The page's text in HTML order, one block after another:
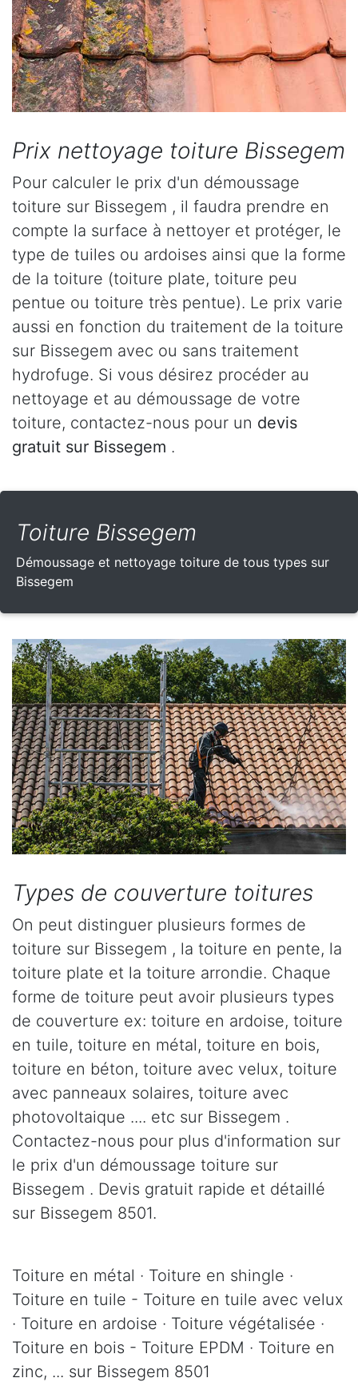
Prix nettoyage toiture Bissegem
Pour calculer le prix d'un démoussage
toiture sur Bissegem , il faudra prendre en
compte la surface à nettoyer et protéger, le
type de tuiles ou ardoises ainsi que la forme
de la toiture (toiture plate, toiture peu
pentue ou toiture très pentue). Le prix varie
aussi en fonction du traitement de la toiture
sur Bissegem avec ou sans traitement
hydrofuge. Si vous désirez procéder au
nettoyage et au démoussage de votre
toiture, contactez-nous pour un devis
gratuit sur Bissegem .
Toiture Bissegem
Démoussage et nettoyage toiture de tous types sur
Bissegem
Types de couverture toitures
On peut distinguer plusieurs formes de
toiture sur Bissegem , la toiture en pente, la
toiture plate et la toiture arrondie. Chaque
forme de toiture peut avoir plusieurs types
de couverture ex: toiture en ardoise, toiture
en tuile, toiture en métal, toiture en bois,
toiture en béton, toiture avec velux, toiture
avec panneaux solaires, toiture avec
photovoltaique .... etc sur Bissegem .
Contactez-nous pour plus d'information sur
le prix d'un démoussage toiture sur
Bissegem . Devis gratuit rapide et détaillé
sur Bissegem 8501.
Toiture en métal · Toiture en shingle ·
Toiture en tuile - Toiture en tuile avec velux
· Toiture en ardoise · Toiture végétalisée ·
Toiture en bois - Toiture EPDM · Toiture en
zinc, ... sur Bissegem 8501